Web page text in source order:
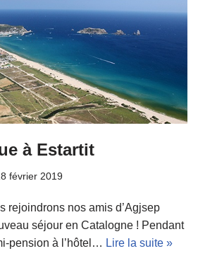
à Estartit
février 2019
rejoindrons nos amis d’Agjsep
séjour en Catalogne ! Pendant
pension à l’hôtel… Lire la suite »